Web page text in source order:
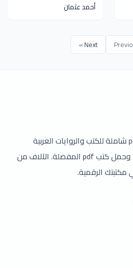
أحمد عثمان
Next »
مكتبة السر هي مكتبة pdf شاملة للكتب والروايات العربية
والعالمية ، اكتشف، اقرأ، وحمل كتب pdf المفضلة. الآلاف من
الرقمية.